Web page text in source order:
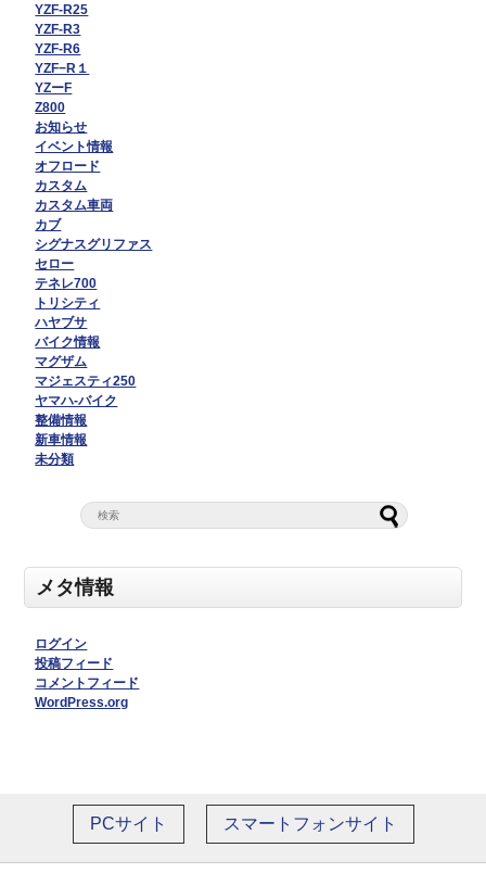
YZF-R25
YZF-R3
YZF-R6
YZF−R１
YZーF
Z800
お知らせ
イベント情報
オフロード
カスタム
カスタム車両
カブ
シグナスグリファス
セロー
テネレ700
トリシティ
ハヤブサ
バイク情報
マグザム
マジェスティ250
ヤマハ-バイク
整備情報
新車情報
未分類
メタ情報
ログイン
投稿フィード
コメントフィード
WordPress.org
PCサイト スマートフォンサイト